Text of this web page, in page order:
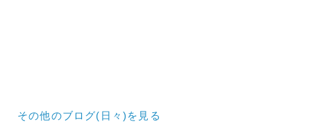
その他のブログ(日々) を見る